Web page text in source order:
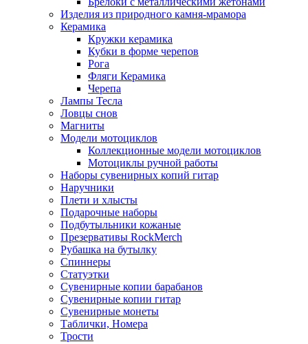
Изделия из природного камня-мрамора
Керамика
Кружки керамика
Кубки в форме черепов
Рога
Фляги Керамика
Черепа
Лампы Тесла
Ловцы снов
Магниты
Модели мотоциклов
Коллекционные модели мотоциклов
Мотоциклы ручной работы
Наборы сувенирных копий гитар
Наручники
Плети и хлысты
Подарочные наборы
Подбутыльники кожаные
Презервативы RockMerch
Рубашка на бутылку
Спиннеры
Статуэтки
Сувенирные копии барабанов
Сувенирные копии гитар
Сувенирные монеты
Таблички, Номера
Трости